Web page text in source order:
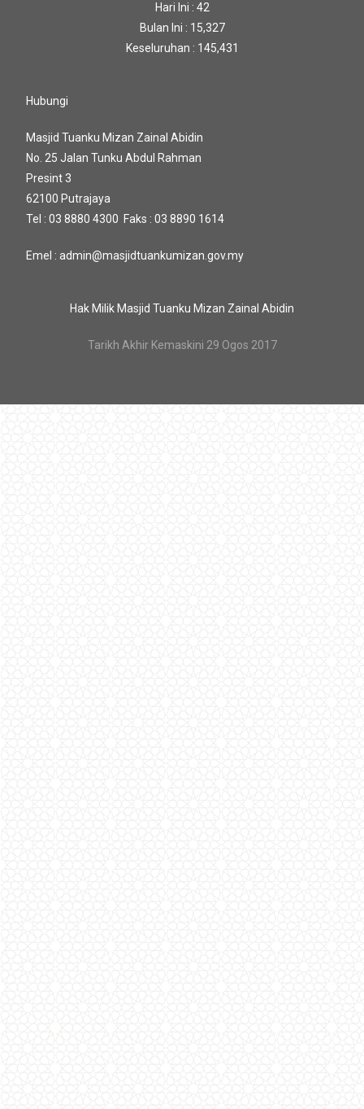
Hari Ini : 42
Bulan Ini : 15,327
Keseluruhan : 145,431
Hubungi
Masjid Tuanku Mizan Zainal Abidin
No. 25 Jalan Tunku Abdul Rahman
Presint 3
62100 Putrajaya
Tel : 03 8880 4300 Faks : 03 8890 1614
Emel : admin@masjidtuankumizan.gov.my
Hak Milik Masjid Tuanku Mizan Zainal Abidin
Tarikh Akhir Kemaskini 29 Ogos 2017